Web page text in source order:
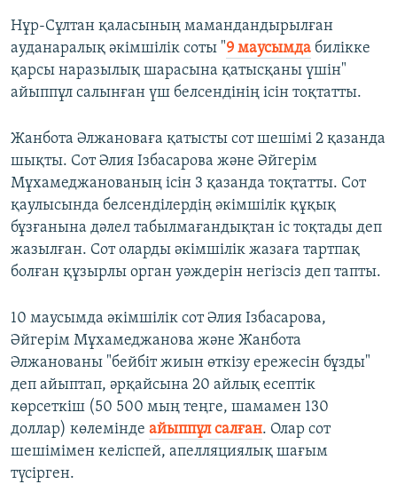
Нұр-Сұлтан қаласының мамандандырылған
ауданаралық әкімшілік соты "9 маусымда билікке
қарсы наразылық шарасына қатысқаны үшін"
айыппұл салынған үш белсендінің ісін тоқтатты.
Жанбота Әлжановаға қатысты сот шешімі 2 қазанда
шықты. Сот Әлия Ізбасарова және Әйгерім
Мұхамеджанованың ісін 3 қазанда тоқтатты. Сот
қаулысында белсенділердің әкімшілік құқық
бұзғанына дәлел табылмағандықтан іс тоқтады деп
жазылған. Сот оларды әкімшілік жазаға тартпақ
болған құзырлы орган уәждерін негізсіз деп тапты.
10 маусымда әкімшілік сот Әлия Ізбасарова,
Әйгерім Мұхамеджанова және Жанбота
Әлжанованы "бейбіт жиын өткізу ережесін бұзды"
деп айыптап, әрқайсына 20 айлық есептік
көрсеткіш (50 500 мың теңге, шамамен 130
доллар) көлемінде айыппұл салған. Олар сот
шешімімен келіспей, апелляциялық шағым
түсірген.